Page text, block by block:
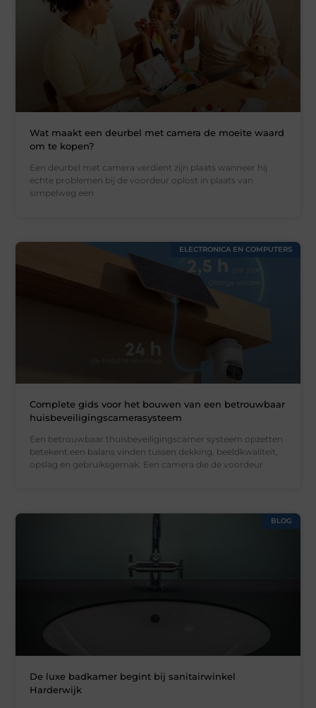
Wat maakt een deurbel met camera de moeite waard
om te kopen?
Een deurbel met camera verdient zijn plaats wanneer hij
echte problemen bij de voordeur oplost in plaats van
simpelweg een
ELECTRONICA EN COMPUTERS
Complete gids voor het bouwen van een betrouwbaar
huisbeveiligingscamerasysteem
Een betrouwbaar thuisbeveiligingscamer systeem opzetten
betekent een balans vinden tussen dekking, beeldkwaliteit,
opslag en gebruiksgemak. Een camera die de voordeur
BLOG
De luxe badkamer begint bij sanitairwinkel
Harderwijk